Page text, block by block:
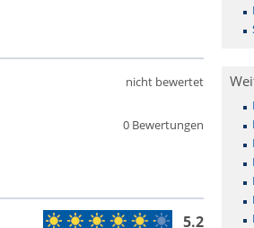
0 Bewertungen
nicht bewertet
5.2